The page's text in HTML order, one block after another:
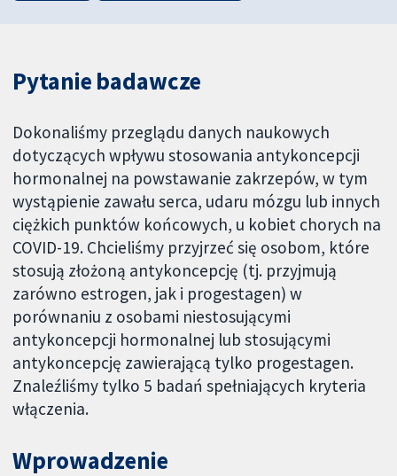
Pytanie badawcze
Dokonaliśmy przeglądu danych naukowych
dotyczących wpływu stosowania antykoncepcji
hormonalnej na powstawanie zakrzepów, w tym
wystąpienie zawału serca, udaru mózgu lub innych
ciężkich punktów końcowych, u kobiet chorych na
COVID-19. Chcieliśmy przyjrzeć się osobom, które
stosują złożoną antykoncepcję (tj. przyjmują
zarówno estrogen, jak i progestagen) w
porównaniu z osobami niestosującymi
antykoncepcji hormonalnej lub stosującymi
antykoncepcję zawierającą tylko progestagen.
Znaleźliśmy tylko 5 badań spełniających kryteria
włączenia.
Wprowadzenie